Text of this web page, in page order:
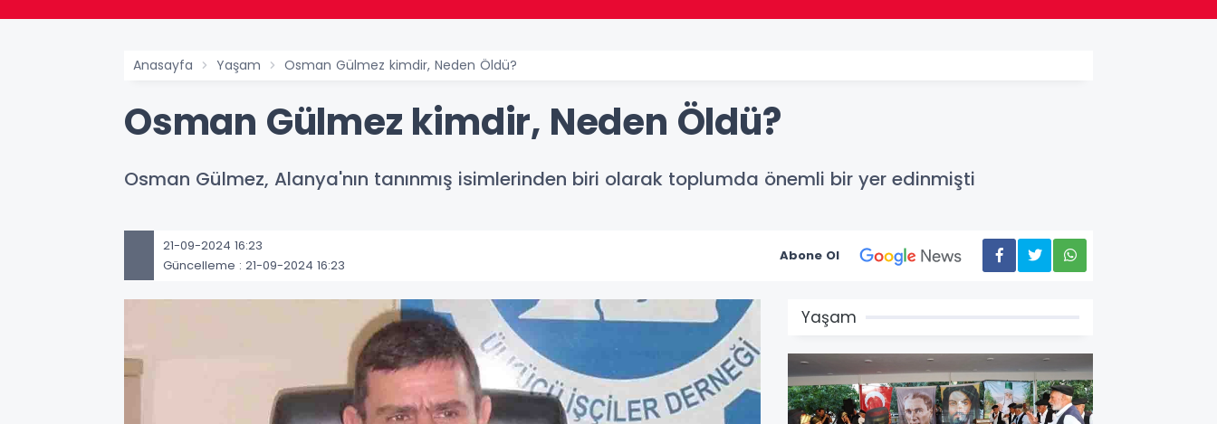
Anasayfa Yaşam Osman Gülmez kimdir, Neden Öldü?
Osman Gülmez kimdir, Neden Öldü?
Osman Gülmez, Alanya'nın tanınmış isimlerinden biri olarak toplumda önemli bir yer edinmişti
21-09-2024 16:23
Güncelleme : 21-09-2024 16:23
Abone Ol
Yaşam